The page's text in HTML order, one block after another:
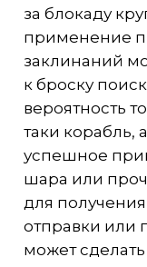
за блокаду
применение
заклинаний
к броску
вероятность
таки корабль,
успешное
шара или
для
отправки или
может